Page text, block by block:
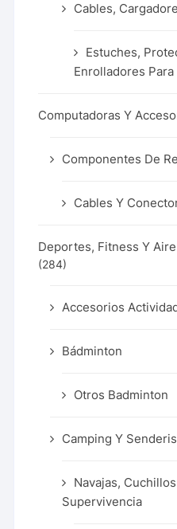
Cables,
Estuches,
Enrolladores Para
Computadoras Y
Componentes De
Cables Y
Deportes, Fitness Y
(284)
Accesorios
Bádminton
Otros Badminton
Camping Y
Navajas,
Supervivencia